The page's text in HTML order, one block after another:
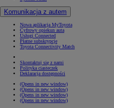
Komunikacja z autem
Nowa aplikacja MyToyota
Cyfrowy opiekun auta
Usługi Connected
Płatne subskrypcje
Toyota Connectivity Match
Skontaktuj się z nami
Polityka ciasteczek
Deklaracja dostępności
(Opens in new window)
(Opens in new window)
(Opens in new window)
(Opens in new window)